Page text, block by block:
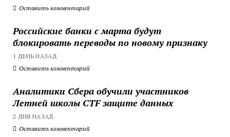
Оставить комментарий
Российские банки с марта будут
блокировать переводы по новому признаку
1 ДЕНЬ НАЗАД
Оставить комментарий
Аналитики Сбера обучили участников
Летней школы CTF защите данных
2 ДНЯ НАЗАД
Оставить комментарий